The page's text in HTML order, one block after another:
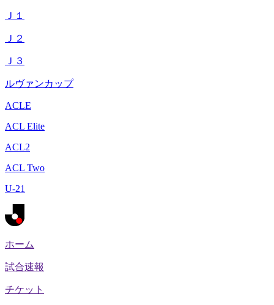
Ｊ１
Ｊ２
Ｊ３
ルヴァンカップ
ACLE
ACL Elite
ACL2
ACL Two
U-21
ホーム
試合速報
チケット